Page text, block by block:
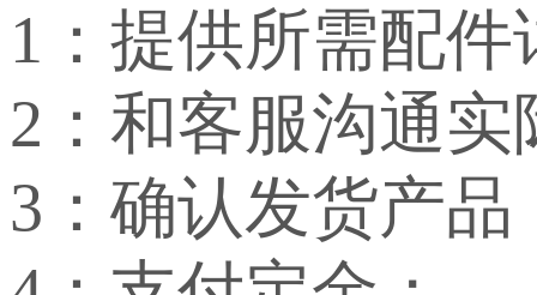
1：提供所需配
2：和客服沟通实
3：确认发货产品